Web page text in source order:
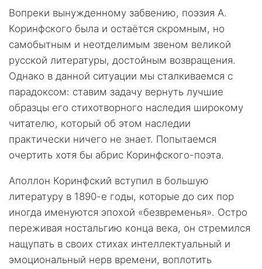
Вопреки вынужденному забвению, поэзия А.
Коринфского была и остаётся скромным, но
самобытным и неотделимым звеном великой
русской литературы, достойным возвращения.
Однако в данной ситуации мы сталкиваемся с
парадоксом: ставим задачу вернуть лучшие
образцы его стихотворного наследия широкому
читателю, который об этом наследии
практически ничего не знает. Попытаемся
очертить хотя бы абрис Коринфского-поэта.
Аполлон Коринфский вступил в большую
литературу в 1890-е годы, которые до сих пор
иногда именуются эпохой «безвременья». Остро
переживая ностальгию конца века, он стремился
нащупать в своих стихах интеллектуальный и
эмоциональный нерв времени, воплотить